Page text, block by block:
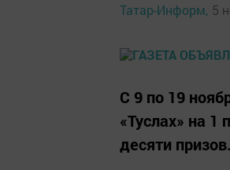
Татар-Информ, 5
С 9 по 19
«Туслах» на 1
десяти призов.